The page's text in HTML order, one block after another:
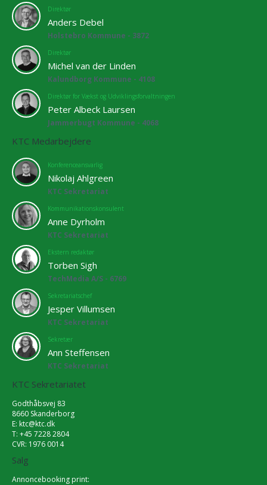
Direktør
Anders Debel
Holstebro Kommune - 3872
Direktør
Michel van der Linden
Kalundborg Kommune - 4108
Direktør for Vækst og Udviklingsforvaltningen
Peter Albeck Laursen
Jammerbugt Kommune - 4068
KTC Medarbejdere
Konferenceansvarlig
Nikolaj Ahlgreen
KTC Sekretariat
Kommunikationskonsulent
Anne Dyrholm
KTC Sekretariat
Ekstern redaktør
Torben Sigh
TechMedia A/S - 6769
Sekretariatschef
Jesper Villumsen
KTC Sekretariat
Sekretær
Ann Steffensen
KTC Sekretariat
KTC Sekretariatet
Godthåbsvej 83
8660 Skanderborg
E: ktc@ktc.dk
T: +45 7228 2804
CVR: 1976 0014
Salg
Annoncebooking print: